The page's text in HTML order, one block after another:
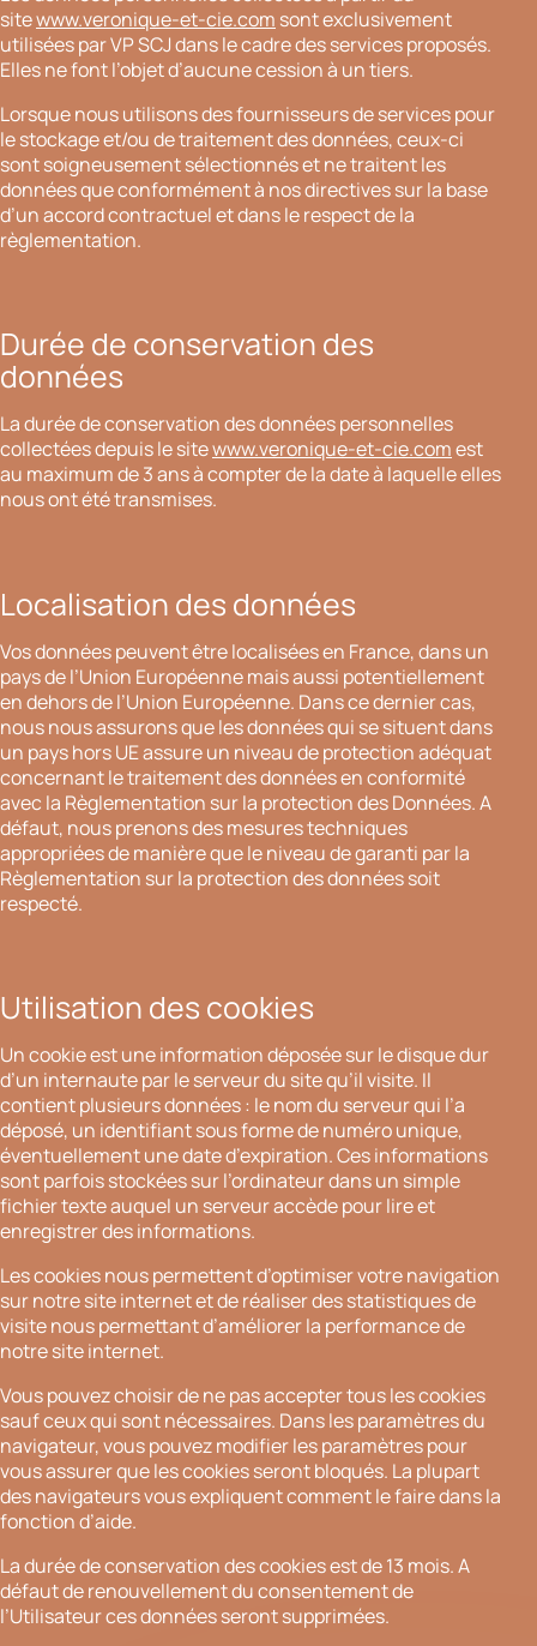
sitewww.veronique-et-cie.com sont exclusivement
utilisées par VP SCJ dans le cadre des services proposés.
Elles ne font l’objet d’aucune cession à un tiers.
Lorsque nous utilisons des fournisseurs de services pour
le stockage et/ou de traitement des données, ceux-ci
sont soigneusement sélectionnés et ne traitent les
données que conformément à nos directives sur la base
d’un accord contractuel et dans le respect de la
règlementation.
Durée de conservation des
données
La durée de conservation des données personnelles
collectées depuis le sitewww.veronique-et-cie.comest
au maximum de 3 ans à compter de la date à laquelle elles
nous ont été transmises.
Localisation des données
Vos données peuvent être localisées en France, dans un
pays de l’Union Européenne mais aussi potentiellement
en dehors de l’Union Européenne. Dans ce dernier cas,
nous nous assurons que les données qui se situent dans
un pays hors UE assure un niveau de protection adéquat
concernant le traitement des données en conformité
avec la Règlementation sur la protection des Données. A
défaut, nous prenons des mesures techniques
appropriées de manière que le niveau de garanti par la
Règlementation sur la protection des données soit
respecté.
Utilisation des cookies
Un cookie est une information déposée sur le disque dur
d’un internaute par le serveur du site qu’il visite. Il
contient plusieurs données : le nom du serveur qui l’a
déposé, un identifiant sous forme de numéro unique,
éventuellement une date d’expiration. Ces informations
sont parfois stockées sur l’ordinateur dans un simple
fichier texte auquel un serveur accède pour lire et
enregistrer des informations.
Les cookies nous permettent d’optimiser votre navigation
sur notre site internet et de réaliser des statistiques de
visite nous permettant d’améliorer la performance de
notre site internet.
Vous pouvez choisir de ne pas accepter tous les cookies
sauf ceux qui sont nécessaires. Dans les paramètres du
navigateur, vous pouvez modifier les paramètres pour
vous assurer que les cookies seront bloqués. La plupart
des navigateurs vous expliquent comment le faire dans la
fonction d’aide.
La durée de conservation des cookies est de 13 mois. A
défaut de renouvellement du consentement de
l’Utilisateur ces données seront supprimées.